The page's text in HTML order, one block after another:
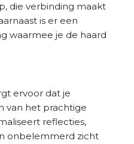
die verbinding maakt
is er een
waarmee je de haard
ervoor dat je
van het prachtige
reflecties,
onbelemmerd zicht